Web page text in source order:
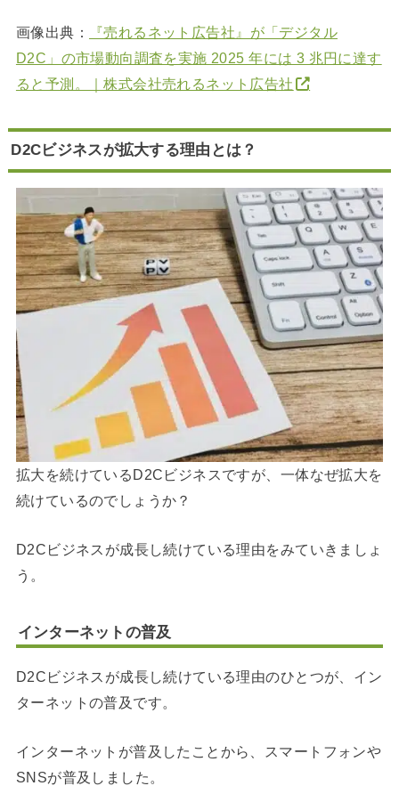
画像出典：
『売れるネット広告社』が「デジタル
D2C」の市場動向調査を実施 2025 年には 3 兆円に達す
ると予測。｜株式会社売れるネット広告社
D2Cビジネスが拡大する理由とは？
拡大を続けているD2Cビジネスですが、一体なぜ拡大を
続けているのでしょうか？
D2Cビジネスが成長し続けている理由をみていきましょ
う。
インターネットの普及
D2Cビジネスが成長し続けている理由のひとつが、イン
ターネットの普及です。
インターネットが普及したことから、スマートフォンや
SNSが普及しました。